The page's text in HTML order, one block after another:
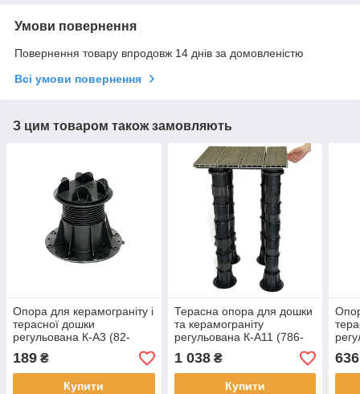
Умови повернення
Повернення товару впродовж 14 днів за домовленістю
Всі умови повернення
З цим товаром також замовляють
Опора для керамограніту і
терасної дошки
регульована К-А3 (82-
135мм) KAROAPP Опори
для фальшпідлог
189 ₴
Купити
Терасна опора для дошки
та керамограніту
регульована К-А11 (786-
1083 мм) KAROAPP
Опори для терасної
дошки
1 038₴
Купити
636